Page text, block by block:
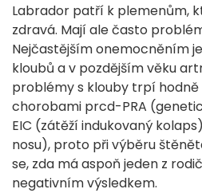
Labrador patří k plemenům,
zdravá. Mají ale často
Nejčastějším onemocněním
kloubů a v pozdějším věku
problémy s klouby trpí
chorobami prcd-PRA
EIC (zátěží indukovaný
nosu), proto při výběru
se, zda má aspoň jeden z
negativním výsledkem.